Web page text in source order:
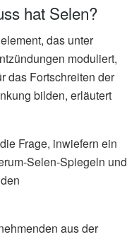
hat Selen?
das unter
moduliert,
das Fortschreiten der
bilden, erläutert
Frage, inwiefern ein
Selen-Spiegeln und
aus der